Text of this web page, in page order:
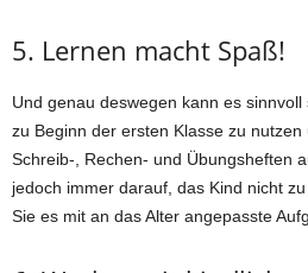
5. Lernen macht Spaß!
Und genau deswegen kann es
zu Beginn der ersten Klasse zu nutzen
Schreib-, Rechen- und Übungsheften
jedoch immer darauf, das Kind nicht
Sie es mit an das Alter angepasste